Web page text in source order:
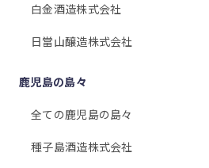
白金酒造株式会社
日當山醸造株式会社
鹿児島の島々
全ての鹿児島の島々
種子島酒造株式会社